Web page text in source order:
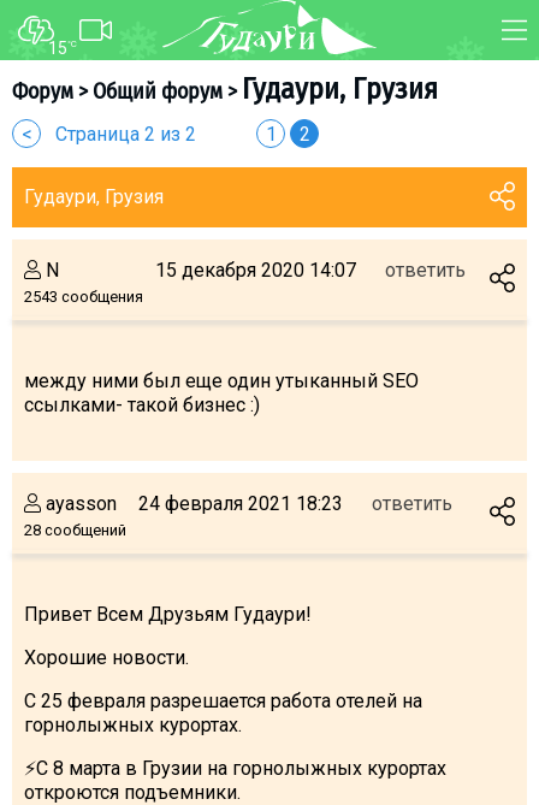
15°C
Форум>Общий форум> Гудаури, Грузия
< Страница 2 из 2 1 2
Гудаури, Грузия
N
2543 сообщения
15 декабря 2020 14:07 ответить
между ними был еще один утыканный SEO
ссылками- такой бизнес :)
ayasson
28 сообщений
24 февраля 2021 18:23 ответить
Привет Всем Друзьям Гудаури!
Хорошие новости.
С 25 февраля разрешается работа отелей на
горнолыжных курортах.
⚡️С 8 марта в Грузии на горнолыжных курортах
откроются подъемники.
ФОРУМ КАРТА
О курорте
Схема трасс
Ски-пасс
Инструкторы
Развлечения
Телеграм-канал
Гудаури
ПРОЖИВАНИЕ
Квартиры
Коттеджи
Отели